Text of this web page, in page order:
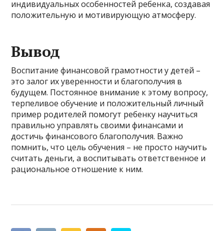
индивидуальных особенностей ребенка, создавая
положительную и мотивирующую атмосферу.
Вывод
Воспитание финансовой грамотности у детей –
это залог их уверенности и благополучия в
будущем. Постоянное внимание к этому вопросу,
терпеливое обучение и положительный личный
пример родителей помогут ребенку научиться
правильно управлять своими финансами и
достичь финансового благополучия. Важно
помнить, что цель обучения – не просто научить
считать деньги, а воспитывать ответственное и
рациональное отношение к ним.